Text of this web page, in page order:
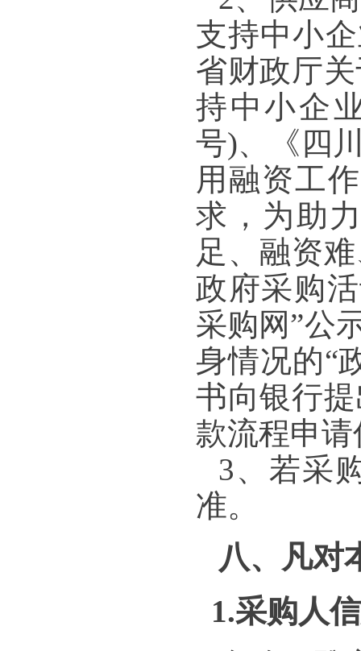
支持中小
省财政厅
持中小企
号)、《四
用融资工
求，为助
足、融资
政府采购
采购网”公
身情况的“
书向银行
款流程申
3、若采
准。
八、凡对
1.采购人